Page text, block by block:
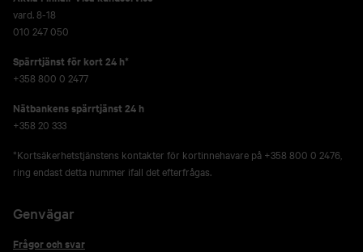
vard. 8-18
010 247 050
Spärrtjänst för kort 24 h*
+358 800 0 2477
Nätbankens spärrtjänst 24 h
+358 20 333
*Kortsäkerhetstjänstens kontakter för kortinnehavare på +358 800 0 2476,
ring endast detta nummer ifall det efterfrågas.
Genvägar
Frågor och svar